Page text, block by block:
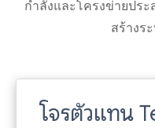
กำลังและโครงข่ายประ
สร้างร
โจรตัวแทน